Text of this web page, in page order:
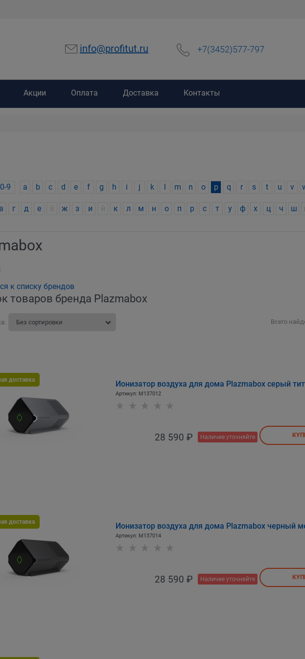
info@profitut.ru +7(3452)577-797
Акции Оплата Доставка Контакты
0-9 a b c d e f g h i j k m n o p q r s t u v
в г д е ж з и к л м н о п р с т у ф х ц ч ш
к списку брендов
товаров бренда Plazmabox
Всего
Ионизатор воздуха для дома Plazmabox серый
Артикул: M137012
доставка
28 590 ₽ Наличие уточняйте
Ионизатор воздуха для дома Plazmabox черный
Артикул: M137014
доставка
28 590 ₽ Наличие уточняйте